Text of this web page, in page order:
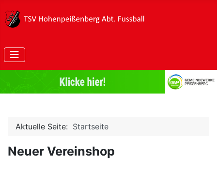
Aktuelle Seite: Startseite
Neuer Vereinshop